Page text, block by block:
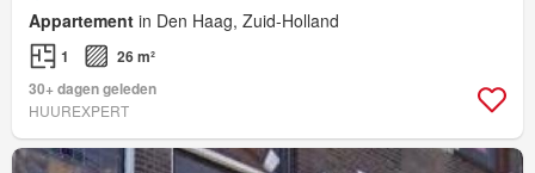
Appartement in Den Haag, Zuid-Holland
1
26 m²
30+ dagen geleden
HUUREXPERT